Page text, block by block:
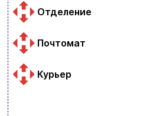
Отделение
Почтомат
Курьер